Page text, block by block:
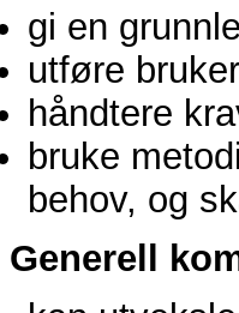
gi en
utføre
håndtere
bruke
behov, og
Generell